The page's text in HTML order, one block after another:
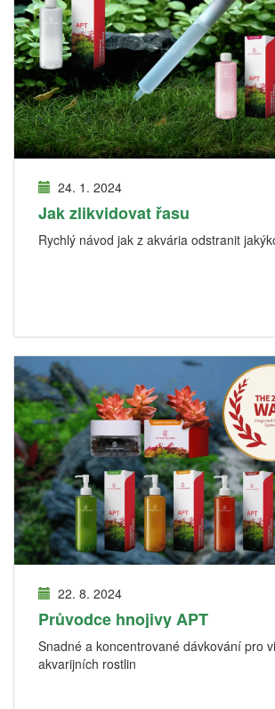
24. 1. 2024
Jak zlikvidovat řasu
Rychlý návod jak z akvária odstranit
22. 8. 2024
Průvodce hnojivy APT
Snadné a koncentrované dávkování pro
akvarijních rostlin